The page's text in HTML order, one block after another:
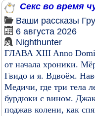
Секс во время
Ваши рассказы
6 августа 2026
Nighthunter
ГЛАВА XIII Anno
от начала хроники.
Гвидо и я. Вдвоём.
Медичи, где три тела
бурдюки с вином.
поджав колени, как